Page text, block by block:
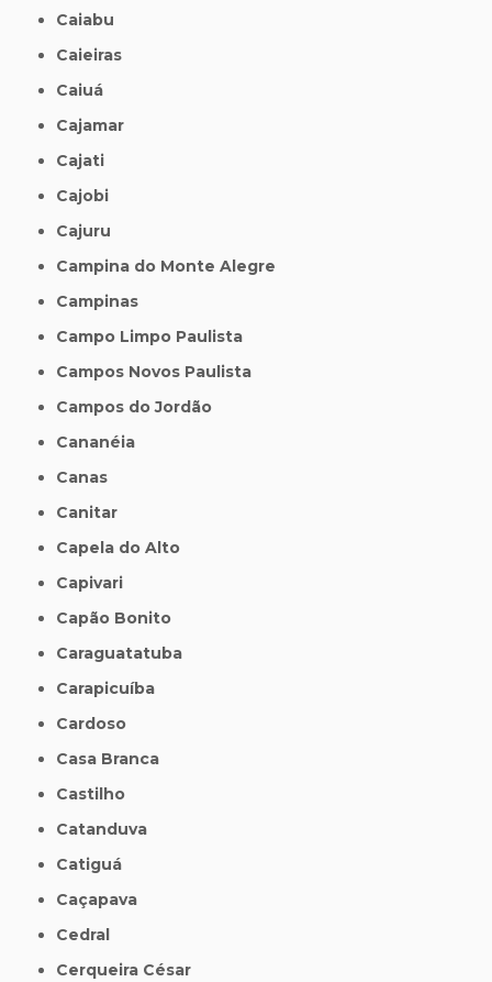
Caiabu
Caieiras
Caiuá
Cajamar
Cajati
Cajobi
Cajuru
Campina do Monte Alegre
Campinas
Campo Limpo Paulista
Campos Novos Paulista
Campos do Jordão
Cananéia
Canas
Canitar
Capela do Alto
Capivari
Capão Bonito
Caraguatatuba
Carapicuíba
Cardoso
Casa Branca
Castilho
Catanduva
Catiguá
Caçapava
Cedral
Cerqueira César